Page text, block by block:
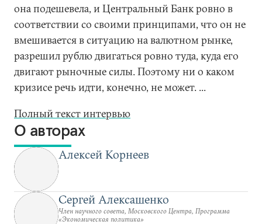
она подешевела, и Центральный Банк ровно в
соответствии со своими принципами, что он не
вмешивается в ситуацию на валютном рынке,
разрешил рублю двигаться ровно туда, куда его
двигают рыночные силы. Поэтому ни о каком
кризисе речь идти, конечно, не может. ...
Полный текст интервью
О авторах
Алексей Корнеев
Сергей Алексашенко
Член научного совета, Московского Центра, Программа
«Экономическая политика»